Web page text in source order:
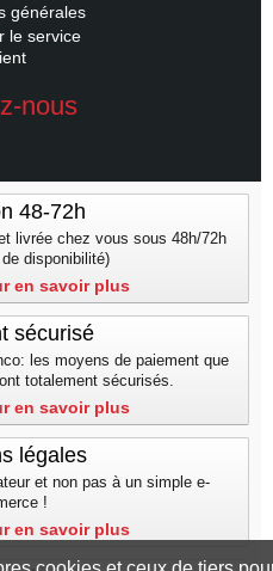
générales
le service
nous
48-72h
livrée chez vous sous 48h/72h
disponibilité)
en savoir plus
sécurisé
les moyens de paiement que
totalement sécurisés.
en savoir plus
légales
et non pas à un simple e-
!
en savoir plus